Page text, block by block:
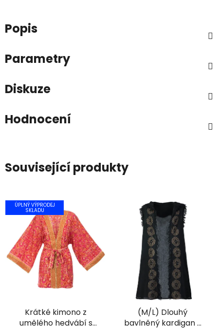
Popis
Parametry
Diskuze
Hodnocení
Související produkty
ÚPLNÝ VÝPRODEJ
SKLADU
Krátké kimono z
umělého hedvábí s
(M/L) Dlouhý
bavlněný kardigan s